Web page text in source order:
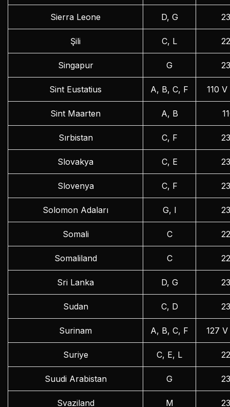
Sierra Leone D, G
Şili C, L
Singapur G
Sint Eustatius A, B, C, F 110
Sint Maarten A, B
Sırbistan C, F
Slovakya C, E
Slovenya C, F
Solomon Adaları G, I
Somali C
Somaliland C
Sri Lanka D, G
Sudan C, D
Surinam A, B, C, F 127
Suriye C, E, L
Suudi Arabistan G
Svaziland M